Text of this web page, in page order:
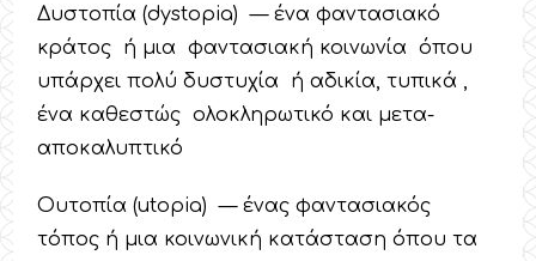
Δυστοπία (dystopia) — ένα φαντασιακό
κράτος ή μια φαντασιακή κοινωνία όπου
υπάρχει πολύ δυστυχία ή αδικία, τυπικά ,
ένα καθεστώς ολοκληρωτικό και μετα-
αποκαλυπτικό
Ουτοπία (utopia) — ένας φαντασιακός
τόπος ή μια κοινωνική κατάσταση όπου τα